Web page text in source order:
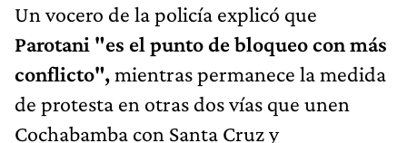
Un vocero de la policía explicó que
Parotani "es el punto de bloqueo con más
conflicto",mientras permanece la medida
de protesta en otras dos vías que unen
Cochabamba con Santa Cruz y